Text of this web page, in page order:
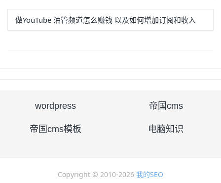
做YouTube 油管频道怎么赚钱 以及如何增加订阅和收入
wordpress 帝国cms
帝国cms模板 电脑知识
Copyright © 2010-2026 我的SEO